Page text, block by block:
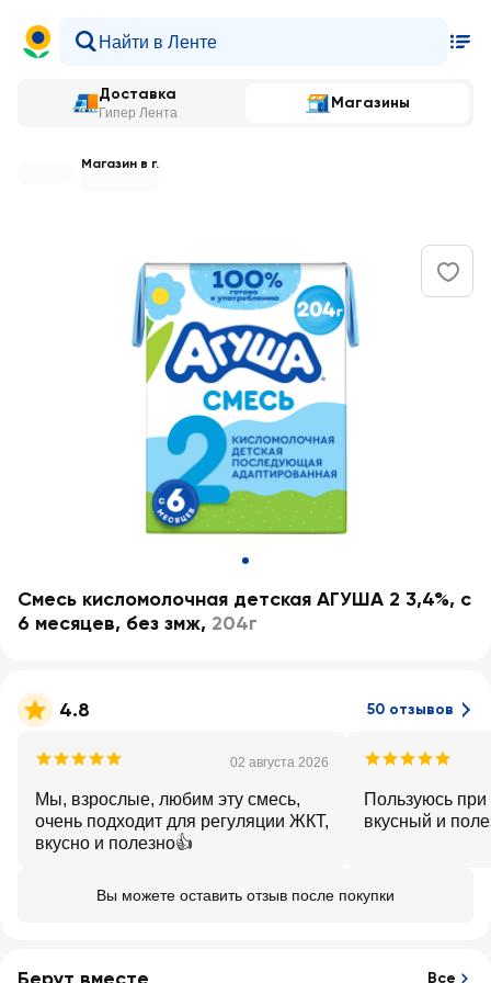
Доставка
Гипер Лента
Магазины
Магазин в г.
Смесь кисломолочная детская АГУША 2 3,4%, с
6 месяцев, без змж, 204г
4.8 50 отзывов
02 августа 2026
Мы, взрослые, любим эту смесь,
очень подходит для регуляции ЖКТ,
вкусно и полезно👍
Пользуюсь при
вкусный и
Вы можете оставить отзыв после покупки
Все